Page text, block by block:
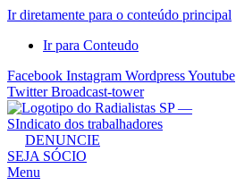
Ir diretamente para o conteúdo principal
Ir para Conteudo
Facebook Instagram WordpressYoutube
Twitter Broadcast-tower
Sindicato
dos
Radialistas
DENUNCIE
SEJA SÓCIO
Menu